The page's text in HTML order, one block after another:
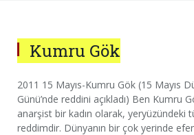
Kumru Gök
2011 15 Mayıs-Kumru Gök (15 Mayıs
Günü’nde reddini açıkladı) Ben Kumru
anarşist bir kadın olarak, yeryüzündeki
reddimdir. Dünyanın bir çok yerinde